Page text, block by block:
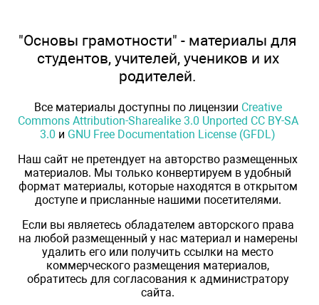
"Основы грамотности" - материалы для
студентов, учителей, учеников и их
родителей.
Все материалы доступны по лицензии Creative
Commons Attribution-Sharealike 3.0 Unported CC BY-SA
3.0 и GNU Free Documentation License (GFDL)
Наш сайт не претендует на авторство размещенных
материалов. Мы только конвертируем в удобный
формат материалы, которые находятся в открытом
доступе и присланные нашими посетителями.
Если вы являетесь обладателем авторского права
на любой размещенный у нас материал и намерены
удалить его или получить ссылки на место
коммерческого размещения материалов,
обратитесь для согласования к администратору
сайта.